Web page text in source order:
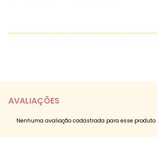
AVALIAÇÕES
Nenhuma avaliação cadastrada para esse produto.